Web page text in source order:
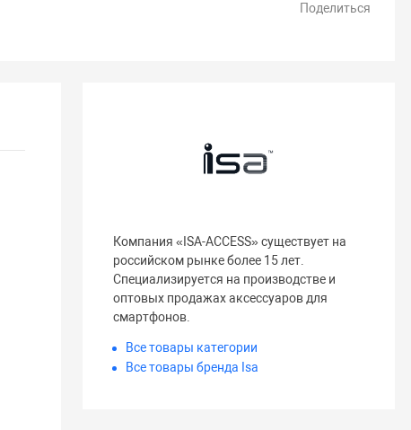
Поделиться
Компания «ISA-ACCESS» существует на
российском рынке более 15 лет.
Специализируется на производстве и
оптовых продажах аксессуаров для
смартфонов.
Все товары категории
Все товары бренда Isa